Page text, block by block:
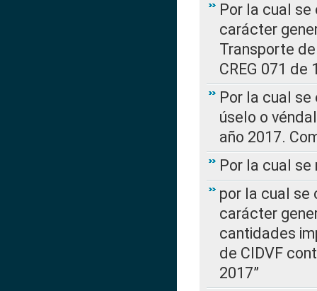
Por la cual
carácter
Transporte
CREG 071 de
Por la cual
úselo o
año 2017.
Por la cual se
por la cual se
carácter
cantidades
de CIDVF
2017”